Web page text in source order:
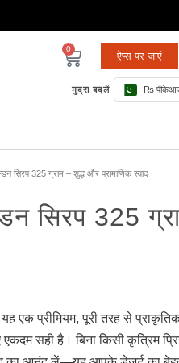
0
ऐप्स पर जाएं
मुद्रा बदलें ₨
सिरप 325 ग्राम – शुद्ध और प्रामाणिक स्वाद
सिरप 325
एक प्रीमियम, पूरी तरह से
सही है। बिना किसी कृत्रिम